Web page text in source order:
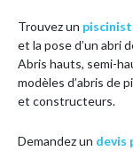
Trouvez un
et la pose d’un abri
Abris hauts, semi-
modèles d’abris de
et constructeurs.
Demandez un devis